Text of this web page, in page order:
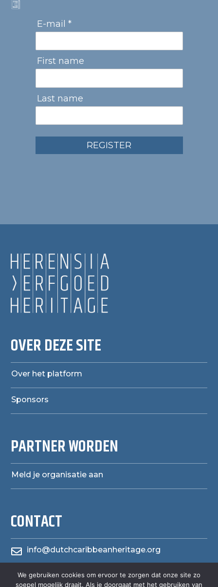
E-mail *
First name
Last name
REGISTER
OVER DEZE SITE
Over het platform
Sponsors
PARTNER WORDEN
Meld je organisatie aan
CONTACT
 info@dutchcaribbeanheritage.org
 herensiaerfgoedheritage
We gebruiken cookies om ervoor te zorgen dat onze site zo
soepel mogelijk draait. Als je doorgaat met het gebruiken van